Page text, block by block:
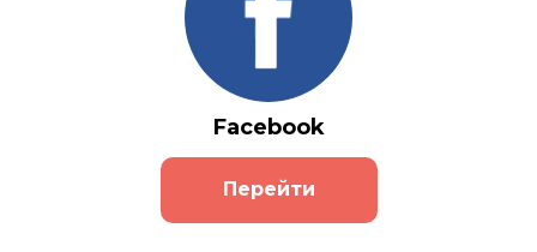
Facebook
Перейти